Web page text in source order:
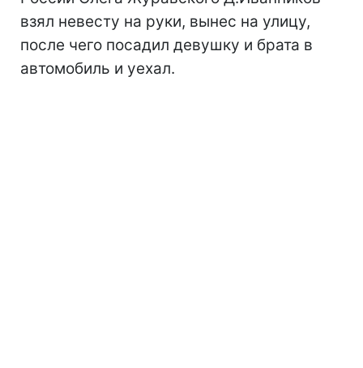
взял невесту на руки, вынес на улицу,
после чего посадил девушку и брата в
автомобиль и уехал.